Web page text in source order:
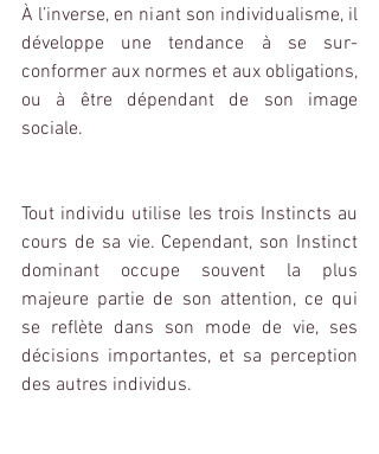
À l’inverse, en niant son individualisme, il
développe une tendance à se sur-
conformer aux normes et aux obligations,
ou à être dépendant de son image
sociale.
Tout individu utilise les trois Instincts au
cours de sa vie. Cependant, son Instinct
dominant occupe souvent la plus
majeure partie de son attention, ce qui
se reflète dans son mode de vie, ses
décisions importantes, et sa perception
des autres individus.